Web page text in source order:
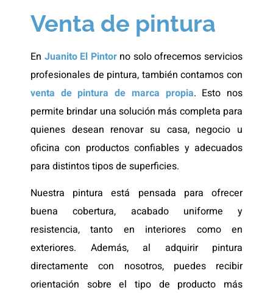
Venta de pintura
En Juanito El Pintorno solo ofrecemos servicios
profesionales de pintura, también contamos con
venta de pintura de marca propia. Esto nos
permite brindar una solución más completa para
quienes desean renovar su casa, negocio u
oficina con productos confiables y adecuados
para distintos tipos de superficies.
Nuestra pintura está pensada para ofrecer
buena cobertura, acabado uniforme y
resistencia, tanto en interiores como en
exteriores. Además, al adquirir pintura
directamente con nosotros, puedes recibir
orientación sobre el tipo de producto más